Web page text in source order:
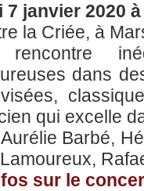
7 janvier 2020
la Criée, à
rencontre
dans
qui excelle
Barbé,
sur le